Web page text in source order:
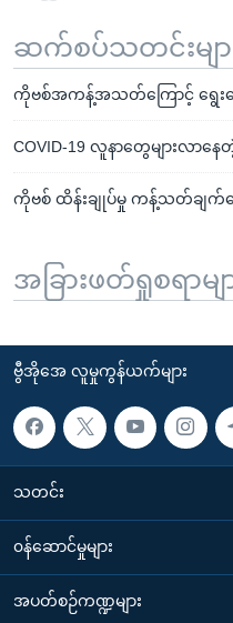
ဆက်စပ်သတင်းမျာ
ကိုဗစ်အကန့်အသတ်ကြောင့် ရွေး
COVID-19 လူနာတွေများလာန
ကိုဗစ် ထိန်းချုပ်မှု ကန့်သတ်ချက်တွ
အခြားဖတ်ရှုစရာမျ
ဗွီအိုအေ လူမှုကွန်ယက်များ
သတင်း
၀န်ဆောင်မှုများ
အပတ်စဉ်ကဏ္ဍများ